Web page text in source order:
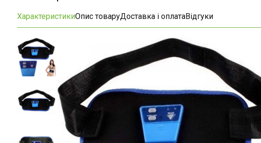
ХарактеристикиОпис товаруДоставка і оплатаВідгуки